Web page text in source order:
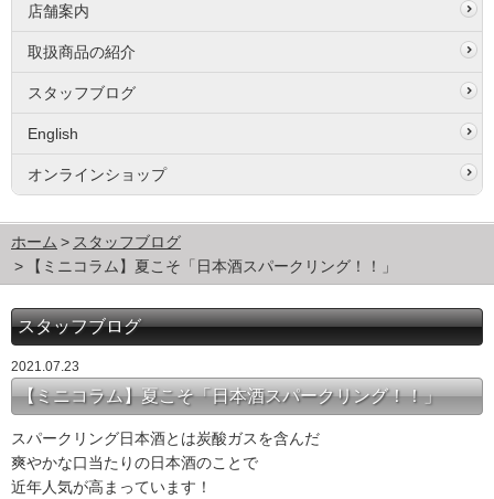
店舗案内
取扱商品の紹介
スタッフブログ
English
オンラインショップ
ホーム
スタッフブログ
【ミニコラム】夏こそ「日本酒スパークリング！！」
スタッフブログ
2021.07.23
【ミニコラム】夏こそ「日本酒スパークリング！！」
スパークリング日本酒とは炭酸ガスを含んだ
爽やかな口当たりの日本酒のことで
近年人気が高まっています！